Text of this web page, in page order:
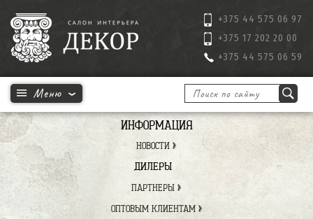
+375 44 575 06 97
+375 17 202 20 00
+375 44 575 06 59
ИНФОРМАЦИЯ
НОВОСТИ
ДИЛЕРЫ
ПАРТНЕРЫ
ОПТОВЫМ КЛИЕНТАМ